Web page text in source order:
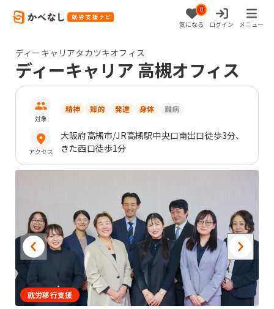
0
気になる ログイン メニュー
ディーキャリアタカツキオフィス
ディーキャリア 高槻オフィス
対象
精神 知的 発達 身体 難病
アクセス
大阪府高槻市/JR高槻駅中央口南出口徒歩3分、
きた西口徒歩1分
就労移行支援